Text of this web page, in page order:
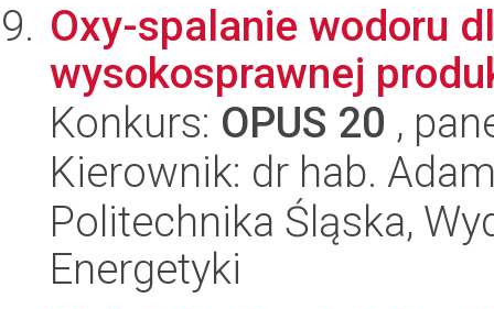
Oxy-spalanie wodoru
wysokosprawnej
Konkurs: OPUS 20 ,
Kierownik: dr hab.
Politechnika Śląska,
Energetyki